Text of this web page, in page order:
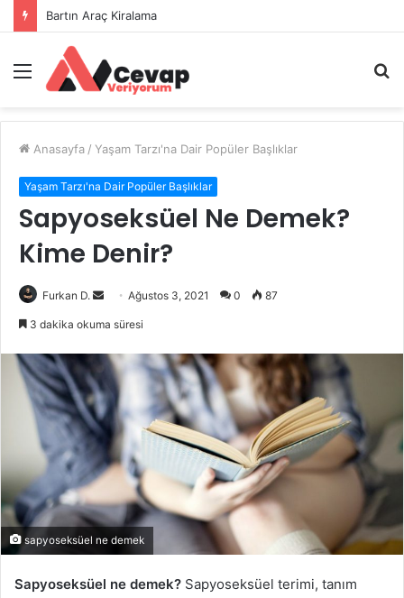
Bartın Araç Kiralama
Menü
...
Anasayfa / Yaşam Tarzı'na Dair Popüler Başlıklar
Yaşam Tarzı'na Dair Popüler Başlıklar
Sapyoseksüel Ne Demek?
Kime Denir?
Furkan D.
Bir
göndermek
Ağustos 3, 2021 0 87
3 dakika okuma süresi
sapyoseksüel ne demek
Sapyoseksüel ne demek? Sapyoseksüel terimi, tanım